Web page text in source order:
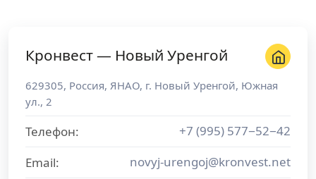
Кронвест — Новый Уренгой
629305, Россия, ЯНАО, г. Новый Уренгой, Южная
ул., 2
Телефон:
+7 (995) 577−52−42
Email:
novyj-urengoj@kronvest.net